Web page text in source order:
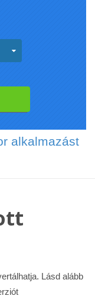
alkalmazást
Lásd alább